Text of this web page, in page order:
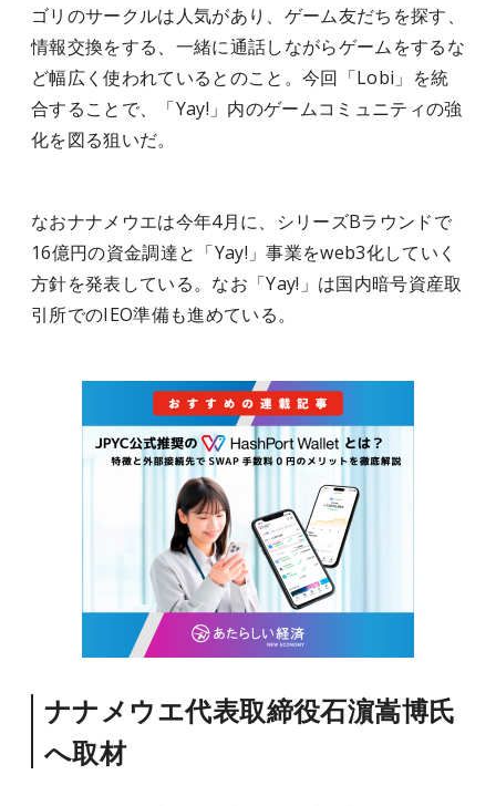
ゴリのサークルは人気があり、ゲーム友だちを探す、
情報交換をする、一緒に通話しながらゲームをするな
ど幅広く使われているとのこと。今回「Lobi」を統
合することで、「Yay!」内のゲームコミュニティの強
化を図る狙いだ。
なおナナメウエは今年4月に、シリーズBラウンドで
16億円の資金調達と「Yay!」事業をweb3化していく
方針を発表している。なお「Yay!」は国内暗号資産取
引所でのIEO準備も進めている。
ナナメウエ代表取締役石濵嵩博氏
へ取材